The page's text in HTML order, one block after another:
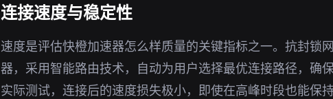
连接速度与稳定性
速度是评估快橙加速器怎么样质量的关键指标之一。抗封锁
器，采用智能路由技术，自动为用户选择最优连接路径，确
实际测试，连接后的速度损失极小，即使在高峰时段也能保